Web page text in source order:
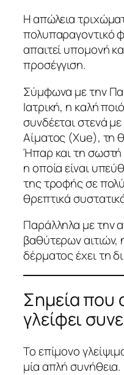
Η απώλεια
πολυπαραγοντικό
απαιτεί υπομονή
προσέγγιση.
Σύμφωνα με την
Ιατρική, η καλή
συνδέεται στενά
Αίματος (Xue), τη
Ήπαρ και τη σωστή
η οποία είναι
της τροφής σε
θρεπτικά
Παράλληλα με την
βαθύτερων αιτιών,
δέρματος έχει τη
Σημεία που
γλείφει
Το επίμονο
μία απλή συνήθεια.